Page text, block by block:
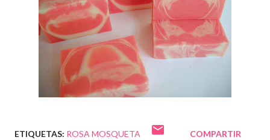
ETIQUETAS: ROSA MOSQUETA COMPARTIR